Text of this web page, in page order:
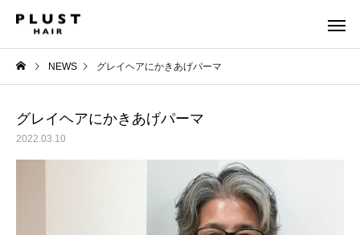
NEWS グレイヘアにかきあげパーマ
グレイヘアにかきあげパーマ
2022.03.10